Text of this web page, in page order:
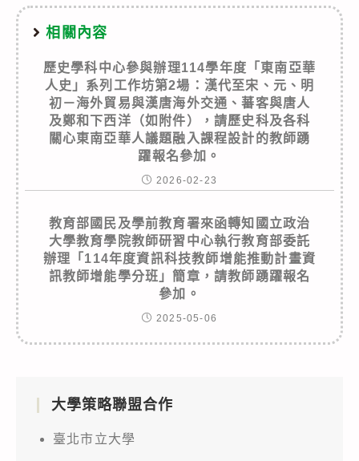
相關內容
歷史學科中心參與辦理114學年度「東南亞華
人史」系列工作坊第2場：漢代至宋、元、明
初－海外貿易與漢唐海外交通、蕃客與唐人
及鄭和下西洋（如附件），請歷史科及各科
關心東南亞華人議題融入課程設計的教師踴
躍報名參加。
2026-02-23
教育部國民及學前教育署來函轉知國立政治
大學教育學院教師研習中心執行教育部委託
辦理「114年度資訊科技教師增能推動計畫資
訊教師增能學分班」簡章，請教師踴躍報名
參加。
2025-05-06
大學策略聯盟合作
臺北市立大學